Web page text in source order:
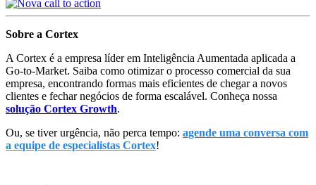
Sobre a Cortex
A Cortex é a empresa líder em Inteligência Aumentada aplicada a
Go-to-Market. Saiba como otimizar o processo comercial da sua
empresa, encontrando formas mais eficientes de chegar a novos
clientes e fechar negócios de forma escalável. Conheça nossa
solução Cortex Growth.
Ou, se tiver urgência, não perca tempo: agende uma conversa com
a equipe de especialistas Cortex!